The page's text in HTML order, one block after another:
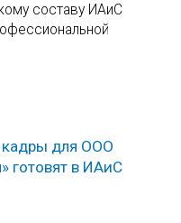
составу ИАиС
для ООО
готовят в ИАиС